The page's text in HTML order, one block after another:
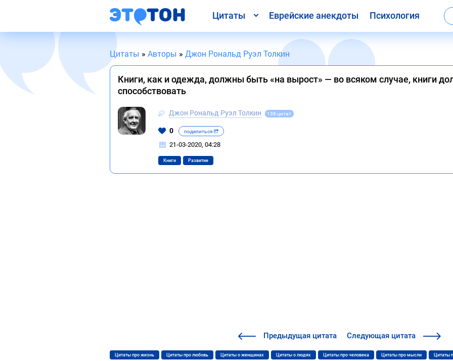
Цитаты Еврейские анекдоты Психология
Цитаты » Авторы » Джон Рональд Руэл Толкин
Книги, как и одежда, должны быть «на вырост» — во всяком случае, книги
способствовать
Джон Рональд Руэл Толкин 138 цитат
0 поделиться
21-03-2020, 04:28
Книги Развитие
Предыдущая цитата Следующая цитата
Цитаты про жизнь Цитаты про любовь Цитаты о женщинах Цитаты о людях Цитаты про человека Цитаты про мысли Цитаты